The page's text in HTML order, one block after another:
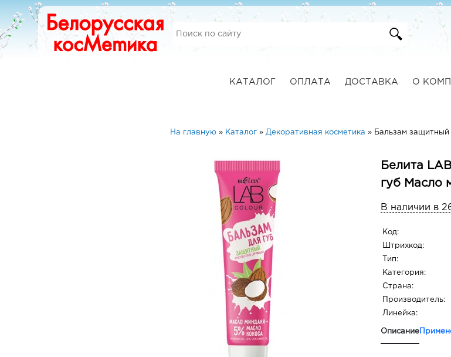
КАТАЛОГ ОПЛАТА ДОСТАВКА О
На главную» Каталог» Декоративная косметика » Бальзам защитный
Белита
губ Масло
В наличии в
Код:
Штрихкод:
Тип:
Категория:
Страна:
Производитель:
Линейка:
Описание